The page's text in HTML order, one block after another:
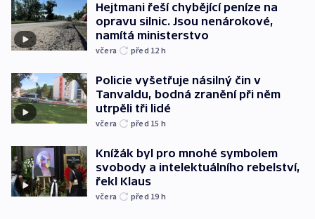
Hejtmani řeší chybějící peníze na
opravu silnic. Jsou nenárokové,
namítá ministerstvo
včera před 12 h
Policie vyšetřuje násilný čin v
Tanvaldu, bodná zranění při něm
utrpěli tři lidé
včera před 15 h
Knížák byl pro mnohé symbolem
svobody a intelektuálního rebelství,
řekl Klaus
včera před 19 h